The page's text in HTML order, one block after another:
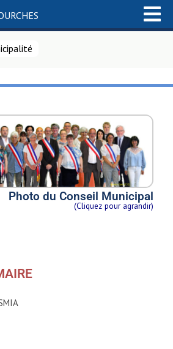
Photo du Conseil Municipal
(Cliquez pour agrandir)